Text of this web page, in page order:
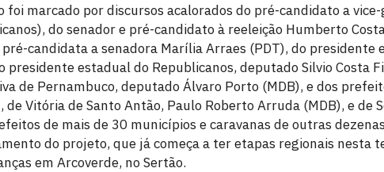
foi marcado por discursos acalorados do pré-candidato a
do senador e pré-candidato à reeleição Humberto
pré-candidata a senadora Marília Arraes (PDT), do presidente
presidente estadual do Republicanos, deputado Silvio Costa
de Pernambuco, deputado Álvaro Porto (MDB), e dos
de Vitória de Santo Antão, Paulo Roberto Arruda (MDB), e de
de mais de 30 municípios e caravanas de outras
do projeto, que já começa a ter etapas regionais nesta
em Arcoverde, no Sertão.